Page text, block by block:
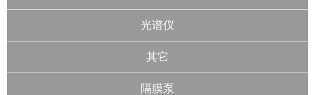
光谱仪
其它
隔膜泵